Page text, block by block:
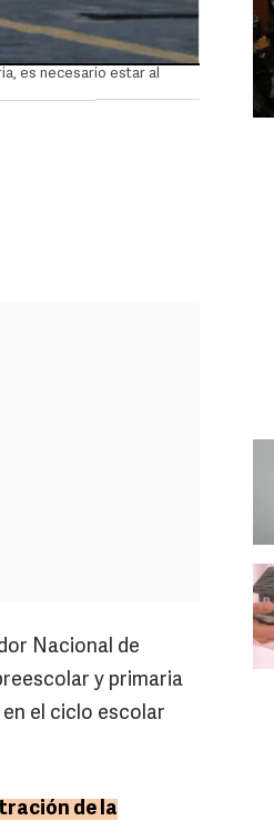
es necesario estar al
Nacional de
y primaria
el ciclo escolar
de la